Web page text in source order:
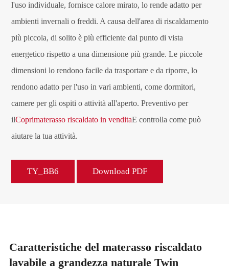
l'uso individuale, fornisce calore mirato, lo rende adatto per
ambienti invernali o freddi. A causa dell'area di riscaldamento
più piccola, di solito è più efficiente dal punto di vista
energetico rispetto a una dimensione più grande. Le piccole
dimensioni lo rendono facile da trasportare e da riporre, lo
rendono adatto per l'uso in vari ambienti, come dormitori,
camere per gli ospiti o attività all'aperto. Preventivo per
ilCoprimaterasso riscaldato in venditaE controlla come può
aiutare la tua attività.
TY_BB6 Download PDF
Caratteristiche del materasso riscaldato
lavabile a grandezza naturale Twin